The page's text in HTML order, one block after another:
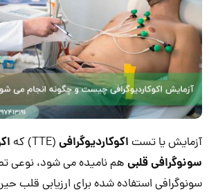
آزمایش یا تست اکوکاردیوگرافی (TTE) که
سونوگرافی قلبی هم نامیده می شود، نوعی
سونوگرافی استفاده شده برای ارزیابی قلب